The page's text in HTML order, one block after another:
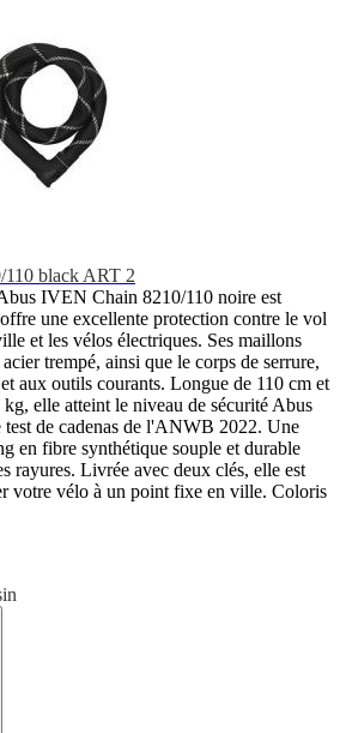
black ART 2
IVEN Chain 8210/110 noire est
une excellente protection contre le vol
et les vélos électriques. Ses maillons
trempé, ainsi que le corps de serrure,
aux outils courants. Longue de 110 cm et
elle atteint le niveau de sécurité Abus
test de cadenas de l'ANWB 2022. Une
en fibre synthétique souple et durable
rayures. Livrée avec deux clés, elle est
votre vélo à un point fixe en ville. Coloris